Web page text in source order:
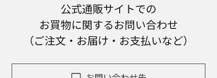
公式通販サイトでの
お買物に関するお問い合わせ
（ご注文・お届け・お支払いなど）